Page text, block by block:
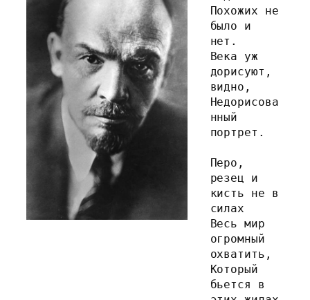
Похожих не
было и
нет.
Века уж
дорисуют,
видно,
Недорисова
нный
портрет.
Перо,
резец и
кисть не в
силах
Весь мир
огромный
охватить,
Который
бьется в